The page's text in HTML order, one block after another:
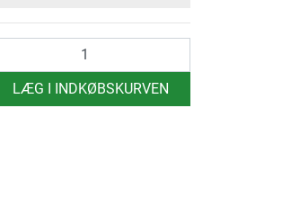
LÆG I INDKØBSKURVEN